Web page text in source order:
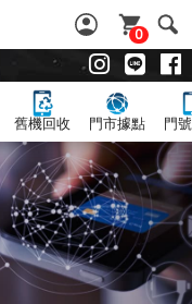
0
舊機回收 門市據點 門